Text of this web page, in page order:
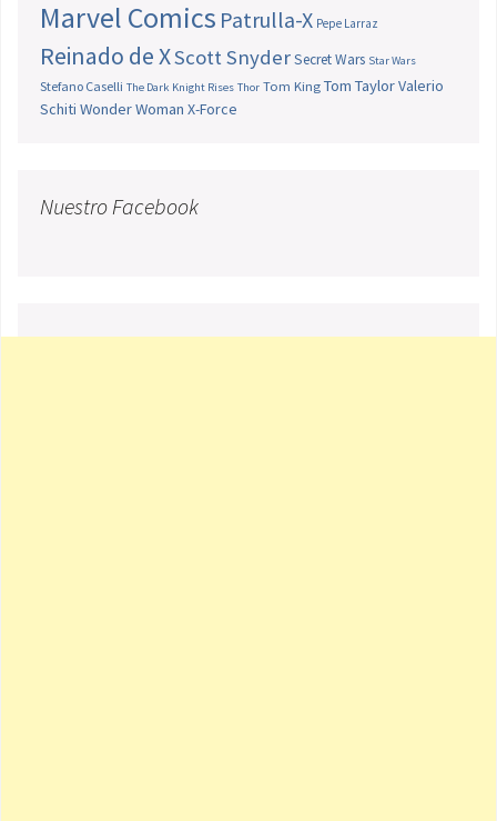
Marvel Comics Patrulla-X Pepe Larraz
Reinado de XScott SnyderSecret Wars Star Wars
Stefano Caselli The Dark Knight Rises Thor Tom King Tom TaylorValerio
Schiti Wonder Woman X-Force
Nuestro Facebook